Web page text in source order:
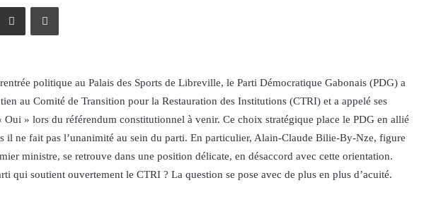
Share via Email Print
politique au Palais des Sports de Libreville, le Parti Démocratique Gabonais (PDG) a
au Comité de Transition pour la Restauration des Institutions (CTRI) et a appelé ses
Oui » lors du référendum constitutionnel à venir. Ce choix stratégique place le PDG en allié
il ne fait pas l’unanimité au sein du parti. En particulier, Alain-Claude Bilie-By-Nze, figure
ministre, se retrouve dans une position délicate, en désaccord avec cette orientation.
qui soutient ouvertement le CTRI ? La question se pose avec de plus en plus d’acuité.